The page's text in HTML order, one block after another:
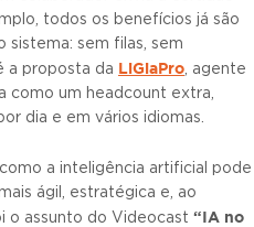
todos os benefícios já são
sistema: sem filas, sem
a proposta da LiGiaPro, agente
como um headcount extra,
dia e em vários idiomas.
a inteligência artificial pode
ágil, estratégica e, ao
o assunto do Videocast “IA no